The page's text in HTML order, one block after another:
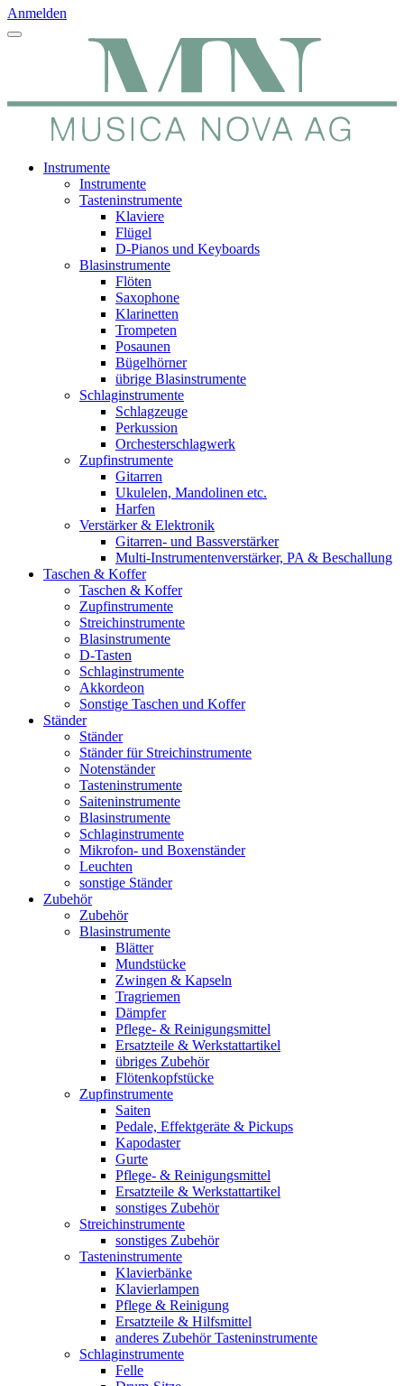
Anmelden
Instrumente
Instrumente
Tasteninstrumente
Klaviere
Flügel
D-Pianos und Keyboards
Blasinstrumente
Flöten
Saxophone
Klarinetten
Trompeten
Posaunen
Bügelhörner
übrige Blasinstrumente
Schlaginstrumente
Schlagzeuge
Perkussion
Orchesterschlagwerk
Zupfinstrumente
Gitarren
Ukulelen, Mandolinen etc.
Harfen
Verstärker & Elektronik
Gitarren- und Bassverstärker
Multi-Instrumentenverstärker, PA & Beschallung
Taschen & Koffer
Taschen & Koffer
Zupfinstrumente
Streichinstrumente
Blasinstrumente
D-Tasten
Schlaginstrumente
Akkordeon
Sonstige Taschen und Koffer
Ständer
Ständer
Ständer für Streichinstrumente
Notenständer
Tasteninstrumente
Saiteninstrumente
Blasinstrumente
Schlaginstrumente
Mikrofon- und Boxenständer
Leuchten
sonstige Ständer
Zubehör
Zubehör
Blasinstrumente
Blätter
Mundstücke
Zwingen & Kapseln
Tragriemen
Dämpfer
Pflege- & Reinigungsmittel
Ersatzteile & Werkstattartikel
übriges Zubehör
Flötenkopfstücke
Zupfinstrumente
Saiten
Pedale, Effektgeräte & Pickups
Kapodaster
Gurte
Pflege- & Reinigungsmittel
Ersatzteile & Werkstattartikel
sonstiges Zubehör
Streichinstrumente
sonstiges Zubehör
Tasteninstrumente
Klavierbänke
Klavierlampen
Pflege & Reinigung
Ersatzteile & Hilfsmittel
anderes Zubehör Tasteninstrumente
Schlaginstrumente
Felle